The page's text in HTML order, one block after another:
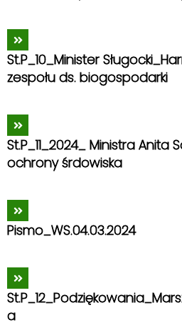
St.P_10_Minister
zespołu ds. biogospodarki
St.P_11_2024_ Ministra Anita
ochrony śrdowiska
Pismo_WS.04.03.2024
a